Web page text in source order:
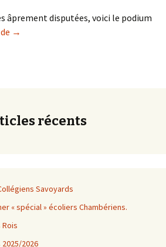
âprement disputées, voici le podium
Championnat 2018 du collège St
→
récents
Savoyards
« spécial » écoliers Chambériens.
2026